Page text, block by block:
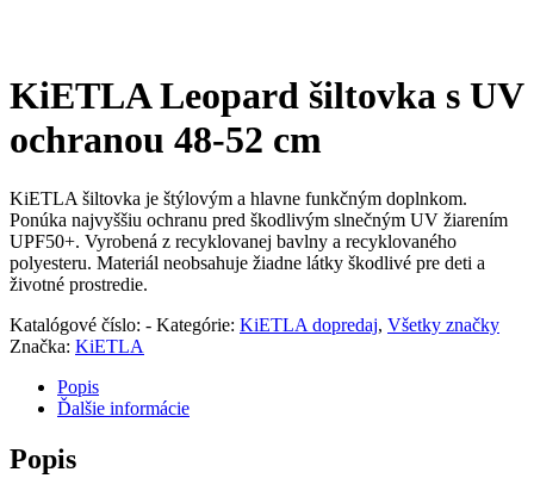
KiETLA Leopard šiltovka s UV
ochranou 48-52 cm
KiETLA šiltovka je štýlovým a hlavne funkčným doplnkom.
Ponúka najvyššiu ochranu pred škodlivým slnečným UV žiarením
UPF50+. Vyrobená z recyklovanej bavlny a recyklovaného
polyesteru. Materiál neobsahuje žiadne látky škodlivé pre deti a
životné prostredie.
Katalógové číslo: - Kategórie: KiETLA dopredaj, Všetky značky
Značka: KiETLA
Popis
Ďalšie informácie
Popis